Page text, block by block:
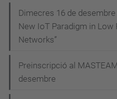
Dimecres 16 de desembre
New IoT Paradigm in Low
Networks”
Preinscripció al
desembre